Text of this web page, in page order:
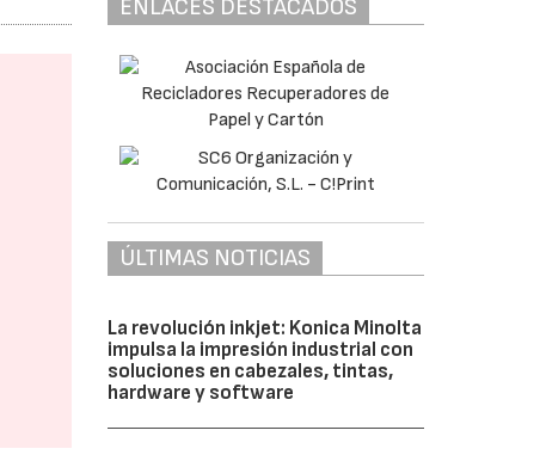
ENLACES DESTACADOS
ÚLTIMAS NOTICIAS
La revolución inkjet: Konica Minolta
impulsa la impresión industrial con
soluciones en cabezales, tintas,
hardware y software